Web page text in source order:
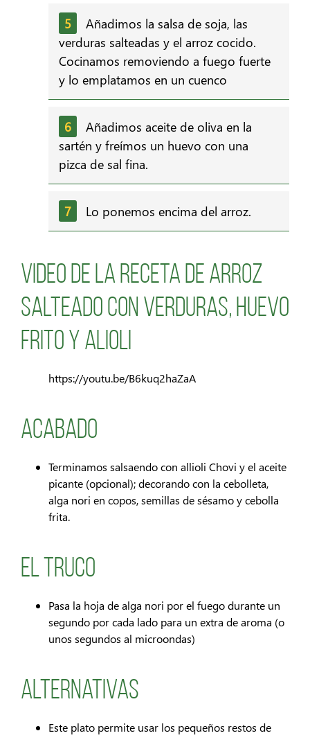
Añadimos la salsa de soja, las
verduras salteadas y el arroz cocido.
Cocinamos removiendo a fuego fuerte
y lo emplatamos en un cuenco
Añadimos aceite de oliva en la
sartén y freímos un huevo con una
pizca de sal fina.
Lo ponemos encima del arroz.
Video de la receta de Arroz
salteado con verduras, Huevo
frito y Alioli
https://youtu.be/B6kuq2haZaA
Acabado
Terminamos salsaendo con allioli Chovi y el aceite
picante (opcional); decorando con la cebolleta,
alga nori en copos, semillas de sésamo y cebolla
frita.
El Truco
Pasa la hoja de alga nori por el fuego durante un
segundo por cada lado para un extra de aroma (o
unos segundos al microondas)
Alternativas
Este plato permite usar los pequeños restos de